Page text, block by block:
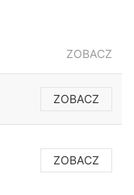
ZOBACZ
ZOBACZ
ZOBACZ